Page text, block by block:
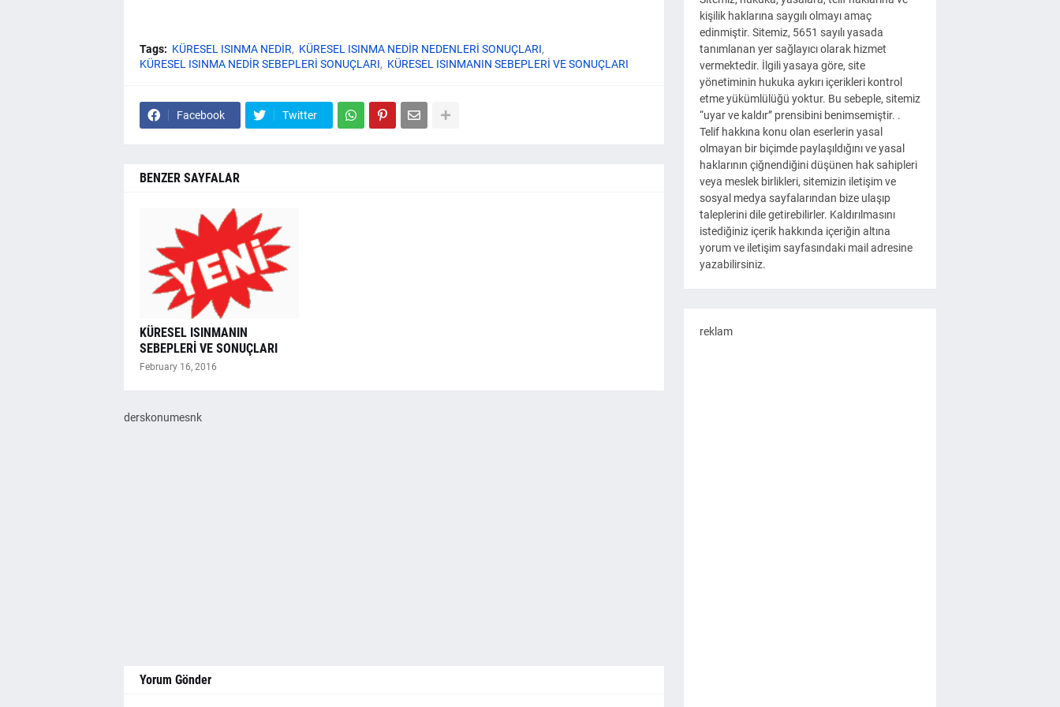
Tags: KÜRESEL ISINMA NEDİR
KÜRESEL ISINMA NEDİR NEDENLERİ SONUÇLARI
KÜRESEL ISINMA NEDİR SEBEPLERİ SONUÇLARI
KÜRESEL ISINMANIN SEBEPLERİ VE SONUÇLARI
Facebook Twitter
BENZER SAYFALAR
KÜRESEL ISINMANIN
SEBEPLERİ VE SONUÇLARI
February 16, 2016
derskonumesnk
Yorum Gönder
kişilik haklarına saygılı olmayı amaç
edinmiştir. Sitemiz, 5651 sayılı yasada
tanımlanan yer sağlayıcı olarak hizmet
vermektedir. İlgili yasaya göre, site
yönetiminin hukuka aykırı içerikleri kontrol
etme yükümlülüğü yoktur. Bu sebeple, sitemiz
“uyar ve kaldır” prensibini benimsemiştir. .
Telif hakkına konu olan eserlerin yasal
olmayan bir biçimde paylaşıldığını ve yasal
haklarının çiğnendiğini düşünen hak sahipleri
veya meslek birlikleri, sitemizin iletişim ve
sosyal medya sayfalarından bize ulaşıp
taleplerini dile getirebilirler. Kaldırılmasını
istediğiniz içerik hakkında içeriğin altına
yorum ve iletişim sayfasındaki mail adresine
yazabilirsiniz.
reklam